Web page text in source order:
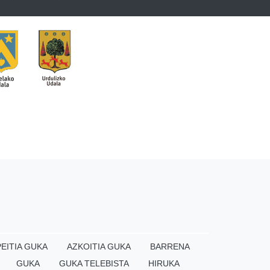
GUKA AZKOITIA GUKA
BARRENA
GUKA
GUKA TELEBISTA HIRUKA